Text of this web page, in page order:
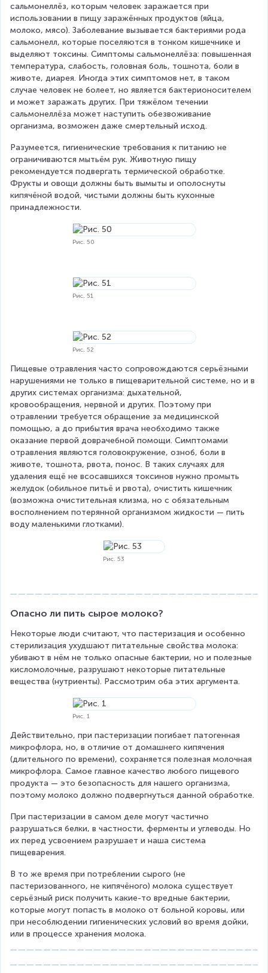
сальмонеллёз, которым человек заражается при
использовании в пищу заражённых продуктов (яйца,
молоко, мясо). Заболевание вызывается бактериями рода
сальмонелл, которые поселяются в тонком кишечнике и
выделяют токсины. Симптомы сальмонеллёза: повышенная
температура, слабость, головная боль, тошнота, боли в
животе, диарея. Иногда этих симптомов нет, в таком
случае человек не болеет, но является бактерионосителем
и может заражать других. При тяжёлом течении
сальмонеллёза может наступить обезвоживание
организма, возможен даже смертельный исход.
Разумеется, гигиенические требования к питанию не
ограничиваются мытьём рук. Животную пищу
рекомендуется подвергать термической обработке.
Фрукты и овощи должны быть вымыты и ополоснуты
кипячёной водой, чистыми должны быть кухонные
принадлежности.
Рис. 50
Рис. 51
Рис. 52
Пищевые отравления часто сопровождаются серьёзными
нарушениями не только в пищеварительной системе, но и в
других системах организма: дыхательной,
кровообращения, нервной и других. Поэтому при
отравлении требуется обращение за медицинской
помощью, а до прибытия врача необходимо также
оказание первой доврачебной помощи. Симптомами
отравления являются головокружение, озноб, боли в
животе, тошнота, рвота, понос. В таких случаях для
удаления ещё не всосавшихся токсинов нужно промыть
желудок (обильное питьё и рвота), очистить кишечник
(возможна очистительная клизма, но с обязательным
восполнением потерянной организмом жидкости — пить
воду маленькими глотками).
Рис. 53
Опасно ли пить сырое молоко?
Некоторые люди считают, что пастеризация и особенно
стерилизация ухудшают питательные свойства молока:
убивают в нём не только опасные бактерии, но и полезные
кисломолочные, разрушают некоторые питательные
вещества (нутриенты). Рассмотрим оба этих аргумента.
Рис. 1
Действительно, при пастеризации погибает патогенная
микрофлора, но, в отличие от домашнего кипячения
(длительного по времени), сохраняется полезная молочная
микрофлора. Самое главное качество любого пищевого
продукта — это безопасность для нашего организма,
поэтому молоко должно подвергнуться данной обработке.
При пастеризации в самом деле могут частично
разрушаться белки, в частности, ферменты и углеводы. Но
их перед усвоением разрушает и наша система
пищеварения.
В то же время при потреблении сырого (не
пастеризованного, не кипячёного) молока существует
серьёзный риск получить какие-то вредные бактерии,
которые могут попасть в молоко от больной коровы, или
при несоблюдении гигиенических условий во время дойки,
или в процессе хранения молока.